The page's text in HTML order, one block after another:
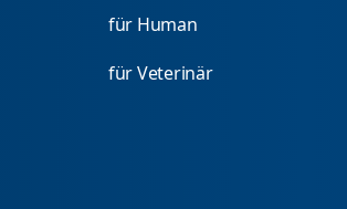
für Human
für Veterinär